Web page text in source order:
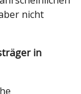
nicht
in